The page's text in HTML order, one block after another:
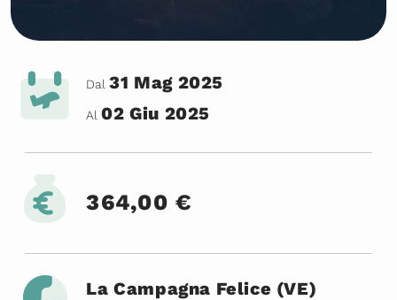
Dal31 Mag 2025
Al02 Giu 2025
364,00 €
La Campagna Felice (VE)